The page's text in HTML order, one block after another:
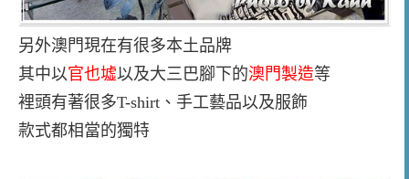
另外澳門現在有很多本土品牌
其中以官也墟以及大三巴腳下的澳門製造等
裡頭有著很多T-shirt、手工藝品以及服飾
款式都相當的獨特